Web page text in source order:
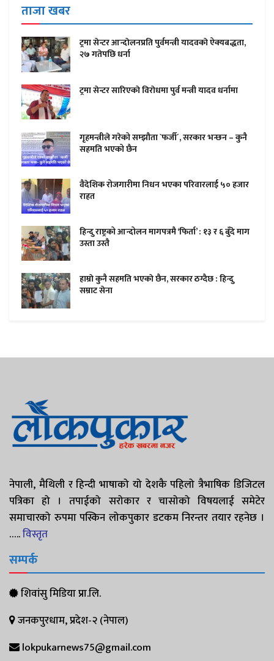
ताजा खबर
ट्रमा सेन्टर आन्दाेलनप्रति पुर्वमन्त्री यादवकाे ऐक्यबद्धता,
२७ गतेपछि धर्ना
ट्रमा सेन्टर सारिएकाे विराेधमा पुर्व मन्त्री यादव धर्नामा
गृहमन्त्रीले गरेको सम्झौता `फर्जी´, सरकार भन्छन – कुनै
सहमति भएको छैन
वैदेशिक रोजगारीमा निधन भएका परिवारलाई ५० हजार
राहत
हिन्दु राष्ट्रको आन्दोलन मागपत्रमै ‘फिर्ता’ : १३ र ६ बुँदे माग
उस्ता उस्तै
हाम्राे कुनै सहमति भएकाे छैन, सरकार ठग्दैछ : हिन्दु
सम्राट सेना
नेपाली, मैथिली र हिन्दी भाषाको यो देशकै पहिलो त्रैभाषिक डिजिटल
पत्रिका हो । तपाईको सरोकार र चासोको विषयलाई समेटेर
समाचारको रुपमा पस्किन लोकपुकार डटकम निरन्तर तयार रहनेछ ।
…..विस्तृत
सम्पर्क
शिवांसु मिडिया प्रा.लि.
जनकपुरधाम, प्रदेश-२ (नेपाल)
lokpukarnews75@gmail.com